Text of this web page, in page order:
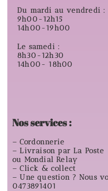
Du mardi au vendredi :
9h00-12h15
14h00-19h00
Le samedi :
8h30-12h30
14h00- 18h00
Nos services :
– Cordonnerie
– Livraison par La Poste
ou Mondial Relay
– Click & collect
– Une question ? Nous
0473891401